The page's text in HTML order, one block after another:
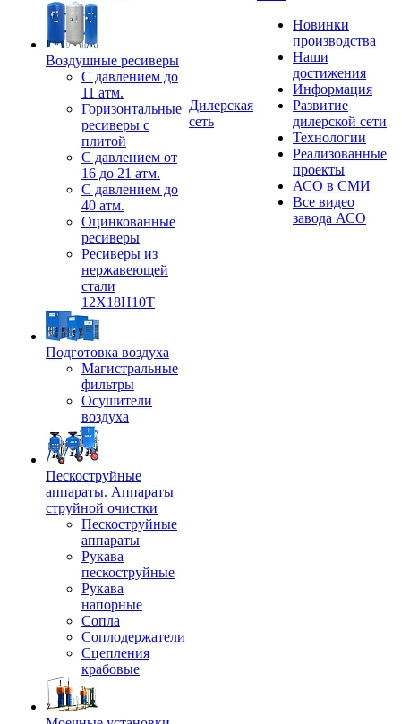
Воздушные ресиверы
С давлением до
11 атм.
Горизонтальные
ресиверы с
плитой
С давлением от
16 до 21 атм.
С давлением до
40 атм.
Оцинкованные
ресиверы
Ресиверы из
нержавеющей
стали
12Х18Н10Т
Подготовка воздуха
Магистральные
фильтры
Осушители
воздуха
Пескоструйные
аппараты. Аппараты
струйной очистки
Пескоструйные
аппараты
Рукава
пескоструйные
Рукава
напорные
Сопла
Соплодержатели
Сцепления
крабовые
Дилерская
сеть
Новинки
производства
Наши
достижения
Информация
Развитие
дилерской сети
Технологии
Реализованные
проекты
АСО в СМИ
Все видео
завода АСО